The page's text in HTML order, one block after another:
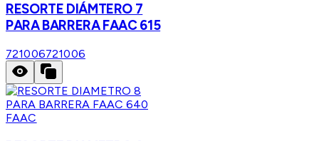
RESORTE DIÁMTERO 7
PARA BARRERA FAAC 615
721006721006
FAAC